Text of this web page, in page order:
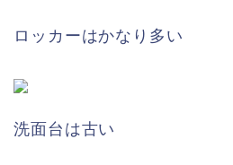
ロッカーはかなり多い
洗面台は古い